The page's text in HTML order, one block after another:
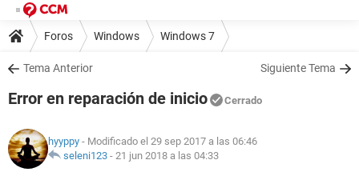
Foros Windows Windows 7
Tema Anterior Siguiente Tema
Error en reparación de inicio Cerrado
hyyppy - Modificado el 29 sep 2017 a las 06:46
seleni123 - 21 jun 2018 a las 04:33